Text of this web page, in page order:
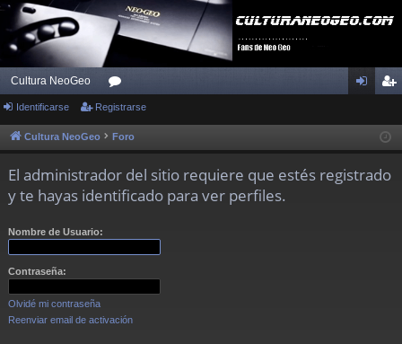
Cultura NeoGeo
or
os ist
Identificarse Registrarse
Cultura NeoGeo Foro
El administrador del sitio requiere que estés registrado
y te hayas identificado para ver perfiles.
Nombre de Usuario:
Contraseña:
Olvidé mi contraseña
Reenviar email de activación